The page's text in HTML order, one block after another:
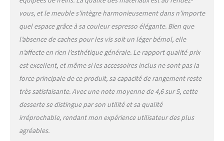
assemblage simple est
requis pour cette desserte à
roulettes utilitaire. Nous
préparons un manuel
d'instructions illustré. Tout
le matériel et les outils
nécessaires est à vous pour
une installation rapide et
facile
vous, et le meuble s’intègre harmonieusement dans n’importe
quel espace grâce à sa couleur espresso élégante. Bien que
l’absence de caches pour les vis soit un léger bémol, elle
n’affecte en rien l’esthétique générale. Le rapport qualité-prix
est excellent, et même si les accessoires inclus ne sont pas la
force principale de ce produit, sa capacité de rangement reste
très satisfaisante. Avec une note moyenne de 4,6 sur 5, cette
desserte se distingue par son utilité et sa qualité
irréprochable, rendant mon expérience utilisateur des plus
agréables.